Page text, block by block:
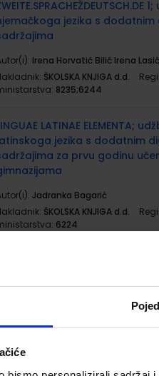
jezika s dodatnim
Irena Horvatić Bilić Irena Lasić
ŠKOLSKA KNJIGA d.d.
8235;6244
LATINAE ELEMENTA;
jezika s dodatnim
za prvu godinu
Jadranka Bagarić
ŠKOLSKA KNJIGA d.d.
6224
6224-DOM